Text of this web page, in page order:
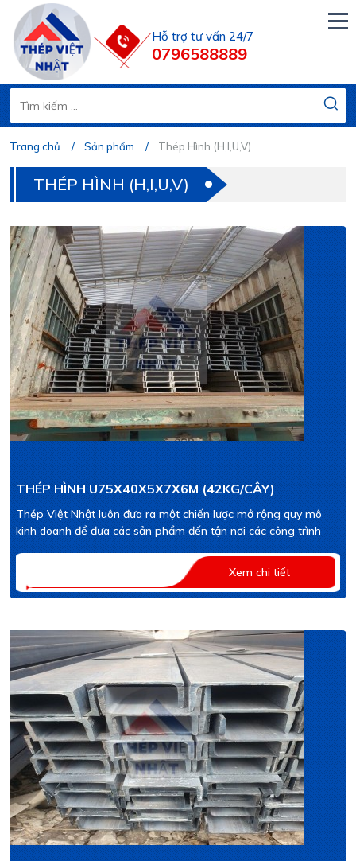
Hỗ trợ tư vấn 24/7
0796588889
Trang chủ Sản phẩm Thép Hình (H,I,U,V)
THÉP HÌNH (H,I,U,V)
THÉP HÌNH U75X40X5X7X6M (42KG/CÂY)
Thép Việt Nhật luôn đưa ra một chiến lược mở rộng quy mô
kinh doanh để đưa các sản phẩm đến tận nơi các công trình
Xem chi tiết